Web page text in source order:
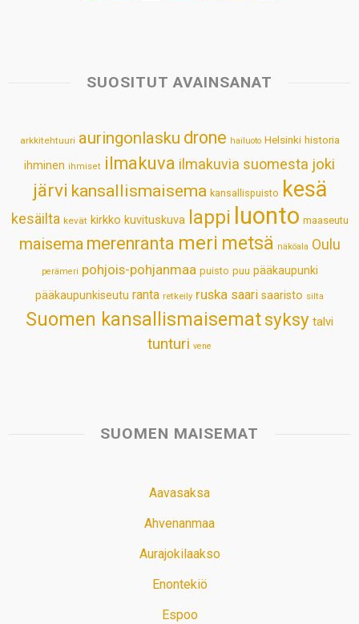
s
p
b
k
e
n
e
s
t
l
SUOSITUT AVAINSANAT
arkkitehtuuri auringonlasku drone hailuoto Helsinki historia
ihminen ihmiset ilmakuva ilmakuvia suomesta joki
järvi kansallismaisema kansallispuisto kesä
kesäilta kevät kirkko kuvituskuva lappi luonto maaseutu
maisema merenranta meri metsä näköala Oulu
perämeri pohjois-pohjanmaa puisto puu pääkaupunki
pääkaupunkiseutu ranta retkeily ruska saari saaristo silta
Suomen kansallismaisematsyksy talvi
tunturi vene
SUOMEN MAISEMAT
Aavasaksa
Ahvenanmaa
Aurajokilaakso
Enontekiö
Espoo